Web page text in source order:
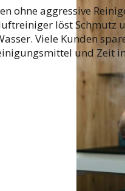
ohne aggressive
löst Schmutz
Viele Kunden
und Zeit